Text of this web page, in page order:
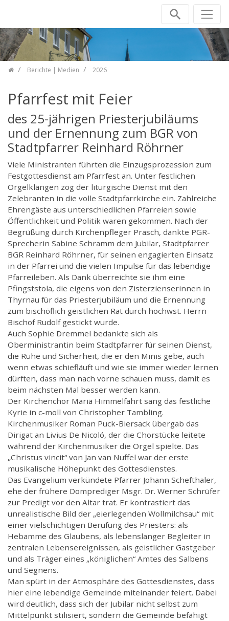
Zum Inhalt springen
Berichte | Medien 2026
Pfarrfest mit Feier
des 25-jährigen Priesterjubiläums
und der Ernennung zum BGR von
Stadtpfarrer Reinhard Röhrner
Viele Ministranten führten die Einzugsprozession zum
Festgottesdienst am Pfarrfest an. Unter festlichen
Orgelklängen zog der liturgische Dienst mit den
Zelebranten in die volle Stadtpfarrkirche ein. Zahlreiche
Ehrengäste aus unterschiedlichen Pfarreien sowie
Öffentlichkeit und Politik waren gekommen. Nach der
Begrüßung durch Kirchenpfleger Prasch, dankte PGR-
Sprecherin Sabine Schramm dem Jubilar, Stadtpfarrer
BGR Reinhard Röhrner, für seinen engagierten Einsatz
in der Pfarrei und die vielen Impulse für das lebendige
Pfarreileben. Als Dank überreichte sie ihm eine
Pfingststola, die eigens von den Zisterzienserinnen in
Thyrnau für das Priesterjubiläum und die Ernennung
zum bischöflich geistlichen Rat durch hochwst. Herrn
Bischof Rudolf gestickt wurde.
Auch Sophie Dremmel bedankte sich als
Oberministrantin beim Stadtpfarrer für seinen Dienst,
die Ruhe und Sicherheit, die er den Minis gebe, auch
wenn etwas schiefläuft und wie sie immer wieder lernen
dürften, dass man nach vorne schauen muss, damit es
beim nächsten Mal besser werden kann.
Der Kirchenchor Mariä Himmelfahrt sang das festliche
Kyrie in c-moll von Christopher Tambling.
Kirchenmusiker Roman Puck-Biersack übergab das
Dirigat an Livius De Nicoló, der die Chorstücke leitete
während der Kirchenmusiker die Orgel spielte. Das
„Christus vincit“ von Jan van Nuffel war der erste
musikalische Höhepunkt des Gottesdienstes.
Das Evangelium verkündete Pfarrer Johann Schefthaler,
ehe der frühere Domprediger Msgr. Dr. Werner Schrüfer
zur Predigt vor den Altar trat. Er kontrastiert das
unrealistische Bild der „eierlegenden Wollmilchsau“ mit
einer vielschichtigen Berufung des Priesters: als
Hebamme des Glaubens, als lebenslanger Begleiter in
zentralen Lebensereignissen, als geistlicher Gastgeber
und als Träger eines „königlichen“ Amtes des Salbens
und Segnens.
Man spürt in der Atmosphäre des Gottesdienstes, dass
hier eine lebendige Gemeinde miteinander feiert. Dabei
wird deutlich, dass sich der Jubilar nicht selbst zum
Mittelpunkt stilisiert, sondern die Gemeinde befähigt